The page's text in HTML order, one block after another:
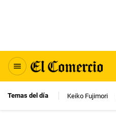
Temas del día Keiko Fujimori